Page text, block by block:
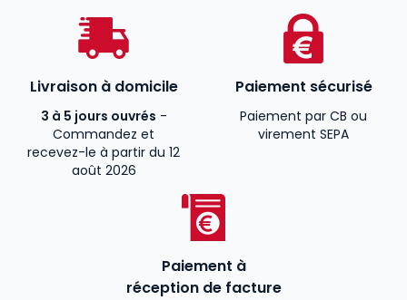
Livraison à domicile
3 à 5 jours ouvrés -
Commandez et
recevez-le à partir du 12
août 2026
Paiement sécurisé
Paiement par CB ou
virement SEPA
Paiement à
réception de facture